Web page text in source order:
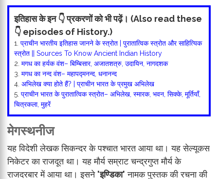
इतिहास के इन 👇 प्रकरणों को भी पढ़ें। (Also read these
👇 episodes of History.)
1. प्राचीन भारतीय इतिहास जानने के स्त्रोत | पुरातात्विक स्त्रोत और साहित्यिक
स्त्रोत || Sources To Know Ancient Indian History
2. मगध का हर्यक वंश– बिम्बिसार, अजातशत्रु, उदायिन, नागदशक
3. मगध का नन्द वंश– महापद्मनन्द, धनानन्द
4. अभिलेख क्या होते हैं? | प्राचीन भारत के प्रमुख अभिलेख
5. प्राचीन भारत के पुरातात्विक स्त्रोत– अभिलेख, स्मारक, भवन, सिक्के, मूर्तियाँ,
चित्रकला, मुहरें
मेगस्थनीज
यह विदेशी लेखक सिकन्दर के पश्चात भारत आया था। यह सेल्यूकस
निकेटर का राजदूत था। यह मौर्य सम्राट चन्द्रगुप्त मौर्य के
राजदरबार में आया था। इसने 'इण्डिका' नामक पुस्तक की रचना की